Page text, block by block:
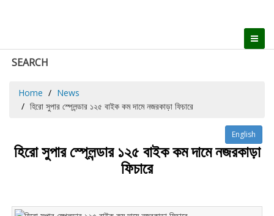
SEARCH
Home
News
হিরো সুপার স্প্লেন্ডার ১২৫ বাইক কম দামে নজরকাড়া ফিচারে
English
হিরো সুপার স্প্লেন্ডার ১২৫ বাইক কম দামে নজরকাড়া
ফিচারে